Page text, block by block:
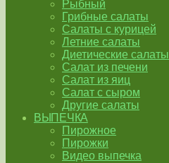
Рыбный
Грибные салаты
Салаты с курицей
Летние салаты
Диетические салаты
Салат из печени
Салат из яиц
Салат с сыром
Другие салаты
ВЫПЕЧКА
Пирожное
Пирожки
Видео выпечка